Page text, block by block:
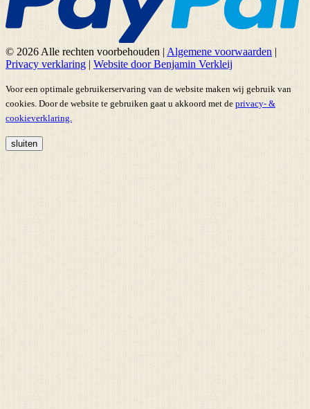
© 2026 Alle rechten voorbehouden | Algemene voorwaarden |
Privacy verklaring | Website door Benjamin Verkleij
Voor een optimale gebruikerservaring van de website maken wij gebruik van
cookies. Door de website te gebruiken gaat u akkoord met de privacy- &
cookieverklaring.
sluiten